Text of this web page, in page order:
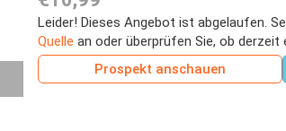
Leider! Dieses Angebot ist abgelaufen.
Quelle an oder überprüfen Sie, ob
Prospekt anschauen